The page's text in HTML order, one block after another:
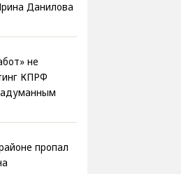
Данилова
не
КПРФ
пропал